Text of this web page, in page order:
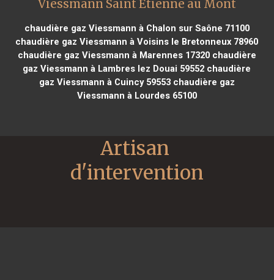
Viessmann Saint Étienne au Mont
chaudière gaz Viessmann à Chalon sur Saône 71100
chaudière gaz Viessmann à Voisins le Bretonneux 78960
chaudière gaz Viessmann à Marennes 17320chaudière
gaz Viessmann à Lambres lez Douai 59552 chaudière
gaz Viessmann à Cuincy 59553chaudière gaz
Viessmann à Lourdes 65100
Artisan
d'intervention